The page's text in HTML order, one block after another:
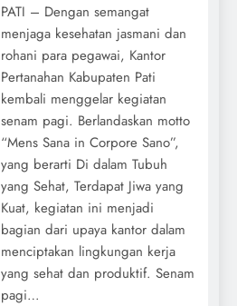
PATI – Dengan semangat
menjaga kesehatan jasmani dan
rohani para pegawai, Kantor
Pertanahan Kabupaten Pati
kembali menggelar kegiatan
senam pagi. Berlandaskan motto
“Mens Sana in Corpore Sano”,
yang berarti Di dalam Tubuh
yang Sehat, Terdapat Jiwa yang
Kuat, kegiatan ini menjadi
bagian dari upaya kantor dalam
menciptakan lingkungan kerja
yang sehat dan produktif. Senam
pagi…